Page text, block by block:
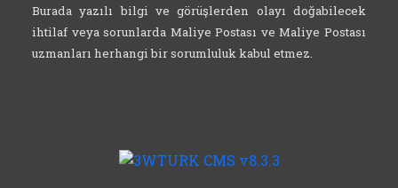
Burada yazılı bilgi ve görüşlerden olayı doğabilecek
ihtilaf veya sorunlarda Maliye Postası ve Maliye Postası
uzmanları herhangi bir sorumluluk kabul etmez.